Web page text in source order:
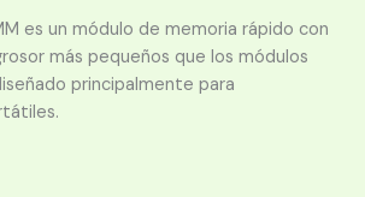
es un módulo de memoria rápido con
más pequeños que los módulos
principalmente para